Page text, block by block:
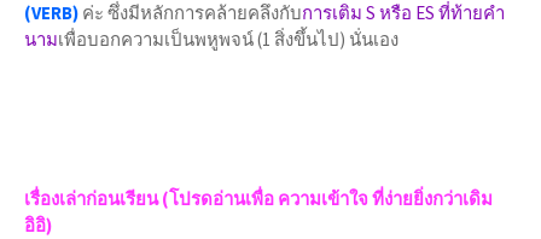
(VERB) ค่ะ ซึ่งมีหลักการคล้ายคลึงกับการเติม S หรือ ES ที่ท้ายคำ
นามเพื่อบอกความเป็นพหูพจน์ (1 สิ่งขึ้นไป) นั่นเอง
เรื่องเล่าก่อนเรียน (โปรดอ่านเพื่อ ความเข้าใจ ที่ง่ายยิ่งกว่าเดิม
อิอิ)